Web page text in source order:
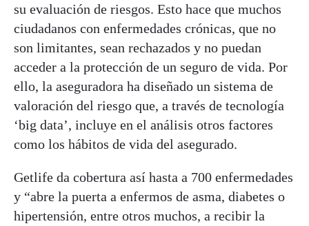
su evaluación de riesgos. Esto hace que muchos
ciudadanos con enfermedades crónicas, que no
son limitantes, sean rechazados y no puedan
acceder a la protección de un seguro de vida. Por
ello, la aseguradora ha diseñado un sistema de
valoración del riesgo que, a través de tecnología
‘big data’, incluye en el análisis otros factores
como los hábitos de vida del asegurado.
Getlife da cobertura así hasta a 700 enfermedades
y “abre la puerta a enfermos de asma, diabetes o
hipertensión, entre otros muchos, a recibir la